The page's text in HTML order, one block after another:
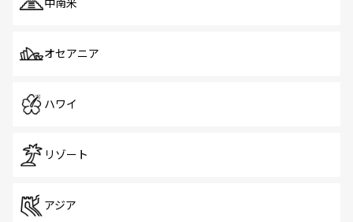
中南米
オセアニア
ハワイ
リゾート
アジア